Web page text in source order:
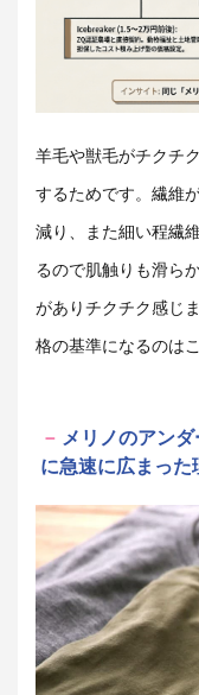
羊毛や獣毛がチクチ
するためです。繊維
減り、また細い程繊
るので肌触りも滑ら
がありチクチク感じ
格の基準になるのは
メリノのアン
に急速に広まった